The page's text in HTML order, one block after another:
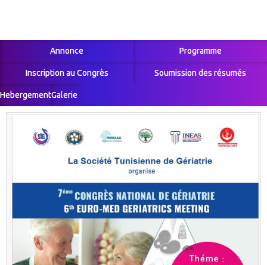
navigation
Annonce Programme
Inscription au Congrès Soumission des résumés
HebergementGalerie